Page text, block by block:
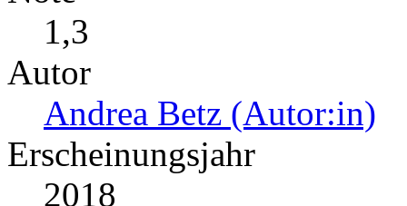
1,3
Autor
Andrea Betz (Autor:in)
Erscheinungsjahr
2018